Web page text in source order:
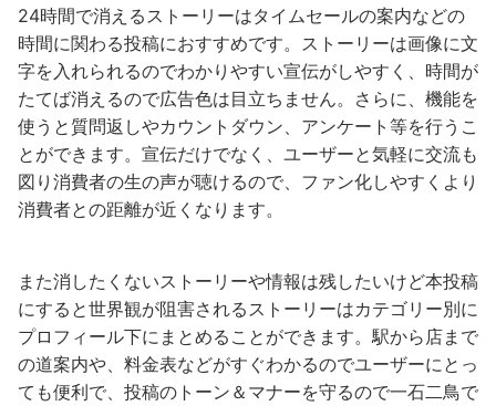
24時間で消えるストーリーはタイムセールの案内などの
時間に関わる投稿におすすめです。ストーリーは画像に文
字を入れられるのでわかりやすい宣伝がしやすく、時間が
たてば消えるので広告色は目立ちません。さらに、機能を
使うと質問返しやカウントダウン、アンケート等を行うこ
とができます。宣伝だけでなく、ユーザーと気軽に交流も
図り消費者の生の声が聴けるので、ファン化しやすくより
消費者との距離が近くなります。
また消したくないストーリーや情報は残したいけど本投稿
にすると世界観が阻害されるストーリーはカテゴリー別に
プロフィール下にまとめることができます。駅から店まで
の道案内や、料金表などがすぐわかるのでユーザーにとっ
ても便利で、投稿のトーン＆マナーを守るので一石二鳥で